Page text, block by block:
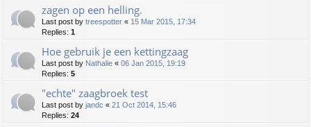
zagen op een helling.
Last post by treespotter « 15 Mar 2015, 17:34
Replies: 1
Hoe gebruik je een kettingzaag
Last post by Nathalie « 06 Jan 2015, 19:19
Replies: 5
"echte" zaagbroek test
Last post by jandc « 21 Oct 2014, 15:46
Replies: 24